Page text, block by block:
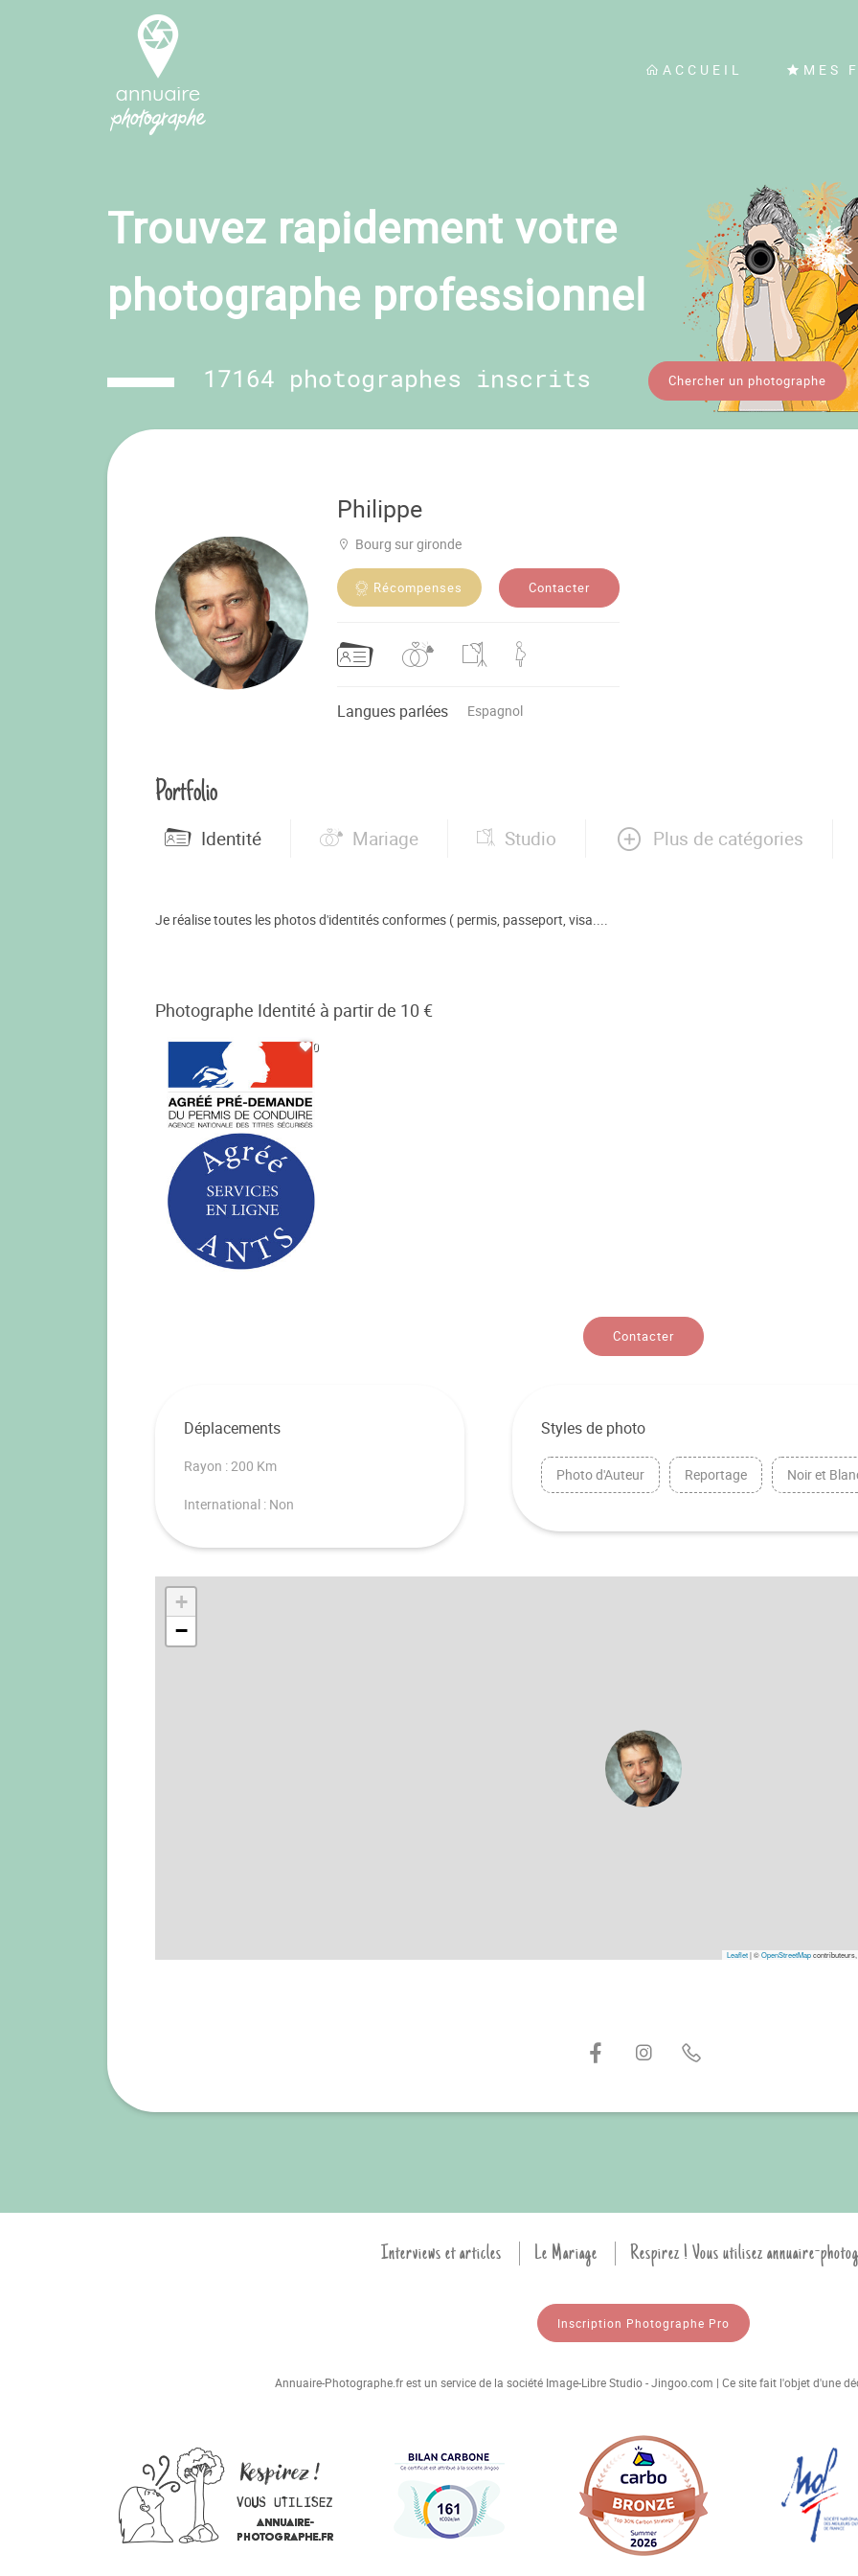
ACCUEIL MES
Trouvez rapidement votre
photographe professionnel
17164 photographes inscrits Chercher un photographe
Philippe
Bourg sur gironde
Récompenses Contacter
Langues parlées Espagnol
Portfolio
Identité Mariage Studio Plus de catégories
Je réalise toutes les photos d'identités conformes ( permis, passeport, visa....
Photographe Identité à partir de 10 €
0
Contacter
Déplacements
Rayon : 200 Km
International : Non
Styles de photo
Photo d'Auteur Reportage Noir et
+
−
Leaflet|©OpenStreetMap
Interviews et articles Le Mariage Respirez ! Vous utilisez annuaire-
Inscription Photographe Pro
Annuaire-Photographe.fr est un service de la société Image-Libre Studio - Jingoo.com | Ce site fait l'objet d'une